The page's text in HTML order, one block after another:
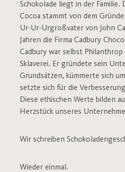
Schokolade liegt in der Familie.
Cocoa stammt von dem
Ur-Ur-Urgroßvater von John
Jahren die Firma Cadbury
Cadbury war selbst
Sklaverei. Er gründete sein
Grundsätzen, kümmerte sich
setzte sich für die
Diese ethischen Werte bilden
Herzstück unseres
Wir schreiben
Wieder einmal.